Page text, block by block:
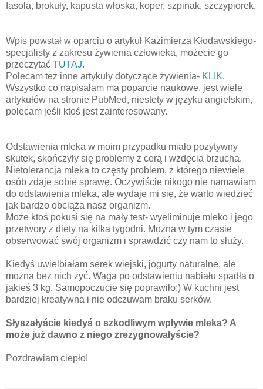
fasola, brokuły, kapusta włoska, koper, szpinak, szczypiorek.
Wpis powstał w oparciu o artykuł Kazimierza Kłodawskiego-
specjalisty z zakresu żywienia człowieka, możecie go
przeczytać TUTAJ.
Polecam też inne artykuły dotyczące żywienia- KLIK.
Wszystko co napisałam ma poparcie naukowe, jest wiele
artykułów na stronie PubMed, niestety w języku angielskim,
polecam jeśli ktoś jest zainteresowany.
Odstawienia mleka w moim przypadku miało pozytywny
skutek, skończyły się problemy z cerą i wzdęcia brzucha.
Nietolerancja mleka to częsty problem, z którego niewiele
osób zdaje sobie sprawę. Oczywiście nikogo nie namawiam
do odstawienia mleka, ale wydaje mi się, że warto wiedzieć
jak bardzo obciąża nasz organizm.
Może ktoś pokusi się na mały test- wyeliminuje mleko i jego
przetwory z diety na kilka tygodni. Można w tym czasie
obserwować swój organizm i sprawdzić czy nam to służy.
Kiedyś uwielbiałam serek wiejski, jogurty naturalne, ale
można bez nich żyć. Waga po odstawieniu nabiału spadła o
jakieś 3 kg. Samopoczucie się poprawiło:) W kuchni jest
bardziej kreatywna i nie odczuwam braku serków.
Słyszałyście kiedyś o szkodliwym wpływie mleka? A
może już dawno z niego zrezygnowałyście?
Pozdrawiam ciepło!